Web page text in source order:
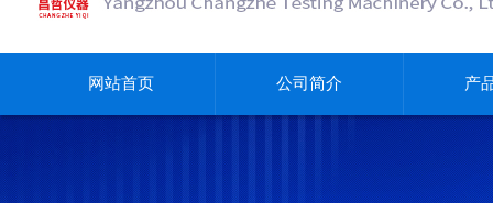
网站首页 公司简介 产